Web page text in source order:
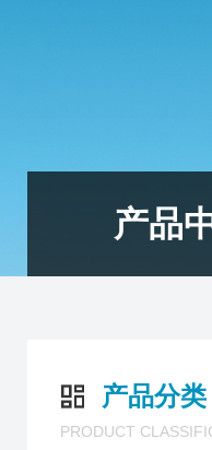
产品
产品分类
PRODUCT